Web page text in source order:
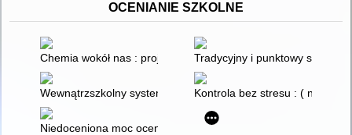
OCENIANIE SZKOLNE
Chemia wokół nas : projekt systemu oceniania : poradnik
Tradycyjny i punktowy sposób
Wewnątrzszkolny system oceniania : poradnik lidera
Kontrola bez stresu : ( na
Niedoceniona moc oceniania